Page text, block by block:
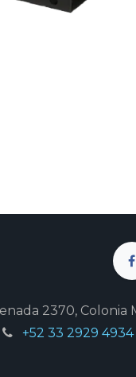
2370, Colonia
+52 33 2929 4934